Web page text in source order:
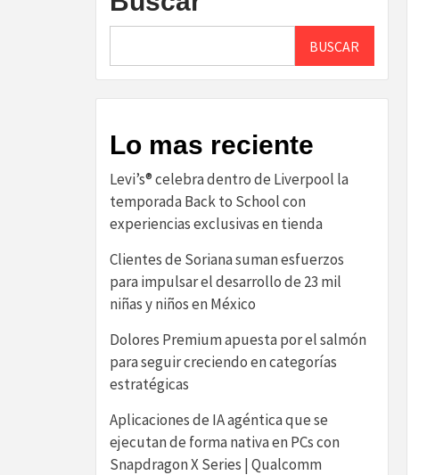
BUSCAR
Lo mas reciente
Levi’s® celebra dentro de Liverpool la
temporada Back to School con
experiencias exclusivas en tienda
Clientes de Soriana suman esfuerzos
para impulsar el desarrollo de 23 mil
niñas y niños en México
Dolores Premium apuesta por el salmón
para seguir creciendo en categorías
estratégicas
Aplicaciones de IA agéntica que se
ejecutan de forma nativa en PCs con
Snapdragon X Series | Qualcomm